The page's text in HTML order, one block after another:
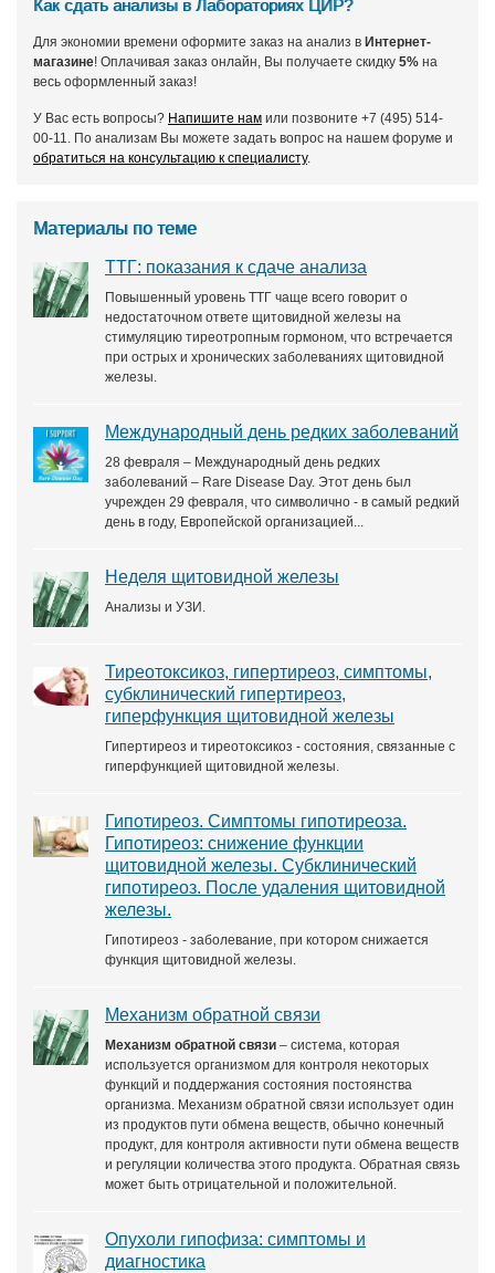
Как сдать анализы в Лабораториях ЦИР?
Для экономии времени оформите заказ на анализ в Интернет-
магазине! Оплачивая заказ онлайн, Вы получаете скидку 5% на
весь оформленный заказ!
У Вас есть вопросы? Напишите нам или позвоните +7 (495) 514-
00-11. По анализам Вы можете задать вопрос на нашем форуме и
обратиться на консультацию к специалисту.
Материалы по теме
ТТГ: показания к сдаче анализа
Повышенный уровень ТТГ чаще всего говорит о
недостаточном ответе щитовидной железы на
стимуляцию тиреотропным гормоном, что встречается
при острых и хронических заболеваниях щитовидной
железы.
Международный день редких заболеваний
28 февраля – Международный день редких
заболеваний – Rare Disease Day. Этот день был
учрежден 29 февраля, что символично - в самый редкий
день в году, Европейской организацией...
Неделя щитовидной железы
Анализы и УЗИ.
Тиреотоксикоз, гипертиреоз, симптомы,
субклинический гипертиреоз,
гиперфункция щитовидной железы
Гипертиреоз и тиреотоксикоз - состояния, связанные с
гиперфункцией щитовидной железы.
Гипотиреоз. Симптомы гипотиреоза.
Гипотиреоз: снижение функции
щитовидной железы. Субклинический
гипотиреоз. После удаления щитовидной
железы.
Гипотиреоз - заболевание, при котором снижается
функция щитовидной железы.
Механизм обратной связи
Механизм обратной связи – система, которая
используется организмом для контроля некоторых
функций и поддержания состояния постоянства
организма. Механизм обратной связи использует один
из продуктов пути обмена веществ, обычно конечный
продукт, для контроля активности пути обмена веществ
и регуляции количества этого продукта. Обратная связь
может быть отрицательной и положительной.
Опухоли гипофиза: симптомы и
диагностика